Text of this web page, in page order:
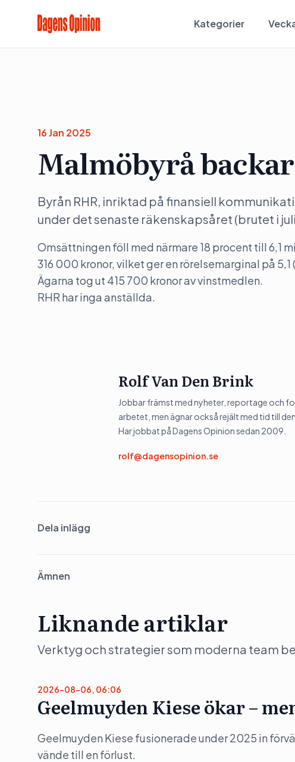
Kategorier
16 Jan 2025
Malmöbyrå backar
Byrån RHR, inriktad på finansiell
under det senaste räkenskapsåret (brutet i
Omsättningen föll med närmare 18 procent till 6,1
316 000 kronor, vilket ger en rörelsemarginal på 5,1
Ägarna tog ut 415 700 kronor av vinstmedlen.
RHR har inga anställda.
Rolf Van Den Brink
Jobbar främst med nyheter, reportage och
arbetet, men ägnar också rejält med tid till
Har jobbat på Dagens Opinion sedan 2009.
rolf@dagensopinion.se
Dela inlägg
Ämnen
Liknande artiklar
Verktyg och strategier som moderna team
2026-08-06, 06:06
Geelmuyden Kiese ökar –
Geelmuyden Kiese fusionerade under 2025 in
vände till en förlust.